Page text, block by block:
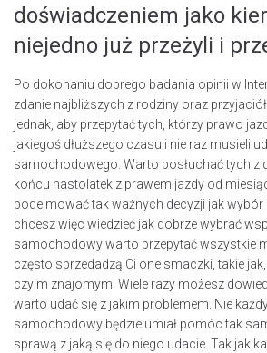
doświadczeniem jako
niejedno już przeżyli i
Po dokonaniu dobrego badania opinii w
zdanie najbliższych z rodziny oraz
jednak, aby przepytać tych, którzy prawo
jakiegoś dłuższego czasu i nie raz musieli
samochodowego. Warto posłuchać tych z
końcu nastolatek z prawem jazdy od
podejmować tak ważnych decyzji jak wybór
chcesz więc wiedzieć jak dobrze wybrać
samochodowy warto przepytać wszystkie
często sprzedadzą Ci one smaczki, takie
czyim znajomym. Wiele razy możesz
warto udać się z jakim problemem. Nie
samochodowy będzie umiał pomóc tak
sprawą z jaką się do niego udacie. Tak jak